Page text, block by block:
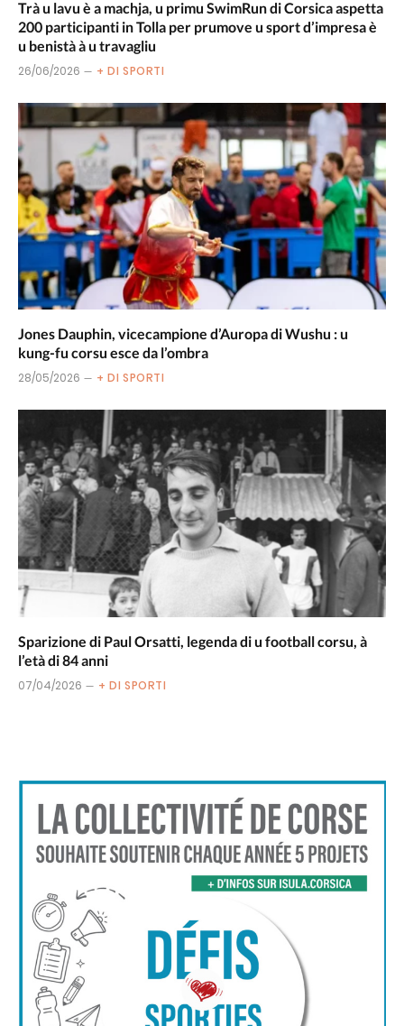
Trà u lavu è a machja, u primu SwimRun di Corsica aspetta
200 participanti in Tolla per prumove u sport d’impresa è
u benistà à u travagliu
26/06/2026 + DI SPORTI
Jones Dauphin, vicecampione d’Auropa di Wushu : u
kung-fu corsu esce da l’ombra
28/05/2026 + DI SPORTI
Sparizione di Paul Orsatti, legenda di u football corsu, à
l’età di 84 anni
07/04/2026 + DI SPORTI